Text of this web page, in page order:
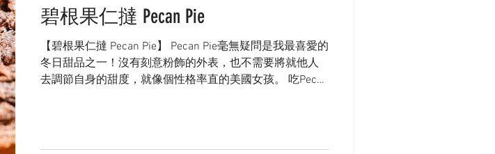
碧根果仁撻 Pecan Pie
【碧根果仁撻 Pecan Pie】 Pecan Pie毫無疑問是我最喜愛的
冬日甜品之一！沒有刻意粉飾的外表，也不需要將就他人
去調節自身的甜度，就像個性格率直的美國女孩。 吃Pecan